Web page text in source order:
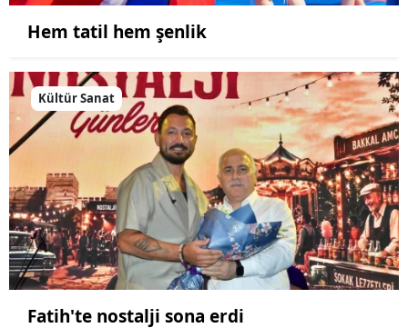
Hem tatil hem şenlik
Kültür Sanat
Fatih'te nostalji sona erdi